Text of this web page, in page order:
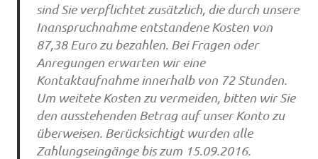
sind Sie verpflichtet zusätzlich, die durch unsere
Inanspruchnahme entstandene Kosten von
87,38 Euro zu bezahlen. Bei Fragen oder
Anregungen erwarten wir eine
Kontaktaufnahme innerhalb von 72 Stunden.
Um weitete Kosten zu vermeiden, bitten wir Sie
den ausstehenden Betrag auf unser Konto zu
überweisen. Berücksichtigt wurden alle
Zahlungseingänge bis zum 15.09.2016.